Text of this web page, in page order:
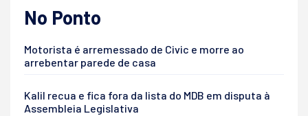
No Ponto
Motorista é arremessado de Civic e morre ao
arrebentar parede de casa
Kalil recua e fica fora da lista do MDB em disputa à
Assembleia Legislativa